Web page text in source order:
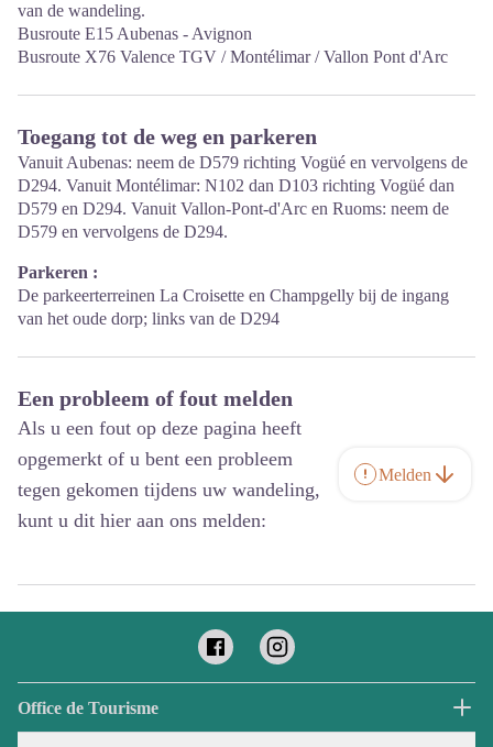
van de wandeling.
Busroute E15 Aubenas - Avignon
Busroute X76 Valence TGV / Montélimar / Vallon Pont d'Arc
Toegang tot de weg en parkeren
Vanuit Aubenas: neem de D579 richting Vogüé en vervolgens de
D294. Vanuit Montélimar: N102 dan D103 richting Vogüé dan
D579 en D294. Vanuit Vallon-Pont-d'Arc en Ruoms: neem de
D579 en vervolgens de D294.
Parkeren :
De parkeerterreinen La Croisette en Champgelly bij de ingang
van het oude dorp; links van de D294
Een probleem of fout melden
Als u een fout op deze pagina heeft
opgemerkt of u bent een probleem
tegen gekomen tijdens uw wandeling,
kunt u dit hier aan ons melden:
Melden
Office de Tourisme